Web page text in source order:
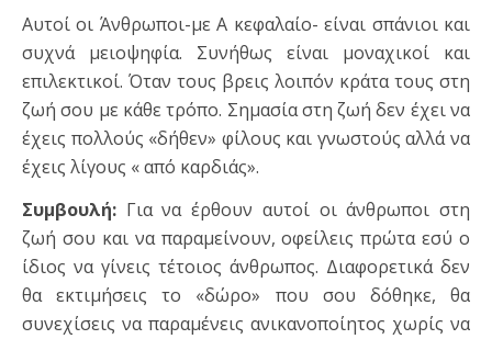
Αυτοί οι Άνθρωποι-με Α κεφαλαίο- είναι σπάνιοι και
συχνά μειοψηφία. Συνήθως είναι μοναχικοί και
επιλεκτικοί. Όταν τους βρεις λοιπόν κράτα τους στη
ζωή σου με κάθε τρόπο. Σημασία στη ζωή δεν έχει να
έχεις πολλούς «δήθεν» φίλους και γνωστούς αλλά να
έχεις λίγους « από καρδιάς».
Συμβουλή: Για να έρθουν αυτοί οι άνθρωποι στη
ζωή σου και να παραμείνουν, οφείλεις πρώτα εσύ ο
ίδιος να γίνεις τέτοιος άνθρωπος. Διαφορετικά δεν
θα εκτιμήσεις το «δώρο» που σου δόθηκε, θα
συνεχίσεις να παραμένεις ανικανοποίητος χωρίς να